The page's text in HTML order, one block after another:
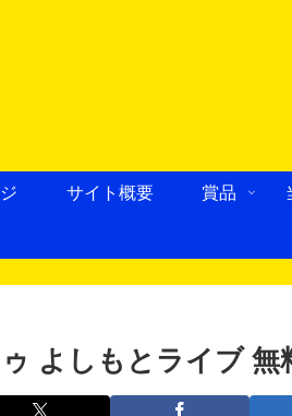
サイト概要 賞品
よしもとライブ 無